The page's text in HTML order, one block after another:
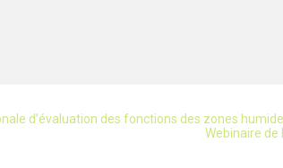
d’évaluation des fonctions des zones
Webinaire de